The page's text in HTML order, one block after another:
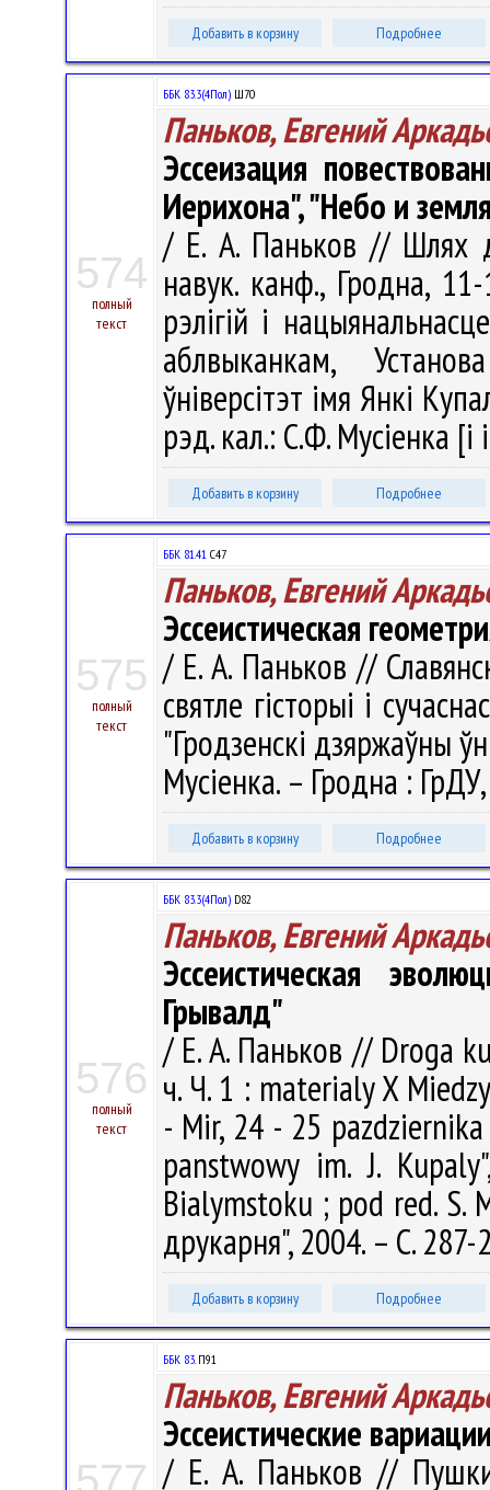
Добавить в корзину Подробнее
574
полный
текст
ББК 83.3(4Пол) Ш70
Паньков, Евгений
Эссеизация
Иерихона", "Небо и
/ Е. А. Паньков // Шлях
навук. канф., Гродна,
рэлігій і
аблвыканкам,
ўніверсітэт імя Янкі
рэд. кал.: С.Ф. Мусіенка
Добавить в корзину Подробнее
575
полный
текст
ББК 81.41 С47
Паньков, Евгений
Эссеистическая
/ Е. А. Паньков //
святле гісторыі і
"Гродзенскі дзяржаўны
Мусіенка. – Гродна :
Добавить в корзину Подробнее
576
полный
текст
ББК 83.3(4Пол) D82
Паньков, Евгений
Эссеистическая
Грывалд"
/ Е. А. Паньков // Droga
ч. Ч. 1 : materialy X
- Mir, 24 - 25
panstwowy im. J.
Bialymstoku ; pod red. S.
друкарня", 2004. – С.
Добавить в корзину Подробнее
577
ББК 83.П91
Паньков, Евгений
Эссеистические
/ Е. А. Паньков //